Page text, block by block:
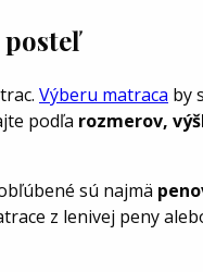
Výberu matraca by
podľa rozmerov,
sú najmä
z lenivej peny